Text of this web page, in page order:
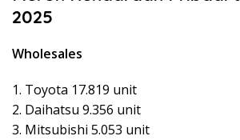
2025
Wholesales
1. Toyota 17.819 unit
2. Daihatsu 9.356 unit
3. Mitsubishi 5.053 unit